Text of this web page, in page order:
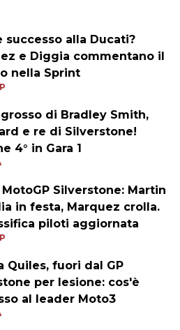
successo alla Ducati?
e Diggia commentano il
nella Sprint
di Bradley Smith,
e re di Silverstone!
4° in Gara 1
Silverstone: Martin
in festa, Marquez crolla.
piloti aggiornata
Quiles, fuori dal GP
per lesione: cos'è
al leader Moto3